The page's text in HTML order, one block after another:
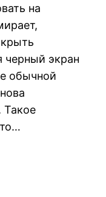
на
черный экран
обычной
Такое